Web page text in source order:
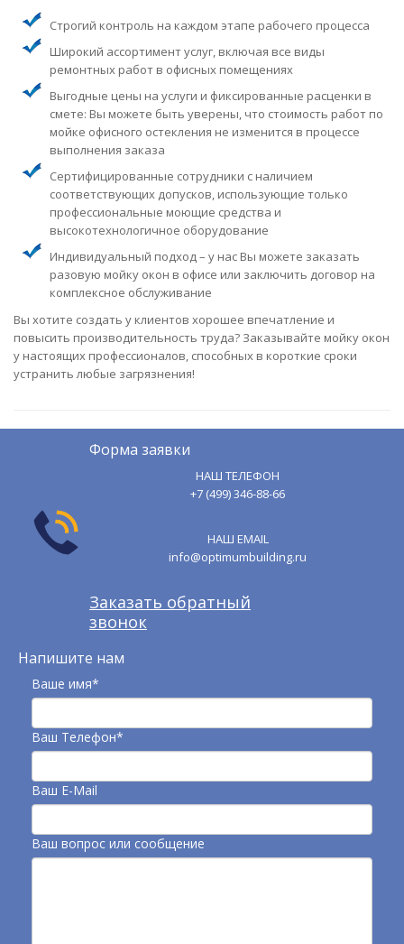
Строгий контроль на каждом этапе рабочего процесса
Широкий ассортимент услуг, включая все виды
ремонтных работ в офисных помещениях
Выгодные цены на услуги и фиксированные расценки в
смете: Вы можете быть уверены, что стоимость работ по
мойке офисного остекления не изменится в процессе
выполнения заказа
Сертифицированные сотрудники с наличием
соответствующих допусков, использующие только
профессиональные моющие средства и
высокотехнологичное оборудование
Индивидуальный подход – у нас Вы можете заказать
разовую мойку окон в офисе или заключить договор на
комплексное обслуживание
Вы хотите создать у клиентов хорошее впечатление и
повысить производительность труда? Заказывайте мойку окон
у настоящих профессионалов, способных в короткие сроки
устранить любые загрязнения!
Форма заявки
НАШ ТЕЛЕФОН
+7 (499) 346-88-66
НАШ EMAIL
info@optimumbuilding.ru
Заказать обратный
звонок
Напишите нам
Ваше имя*
Ваш Телефон*
Ваш E-Mail
Ваш вопрос или сообщение